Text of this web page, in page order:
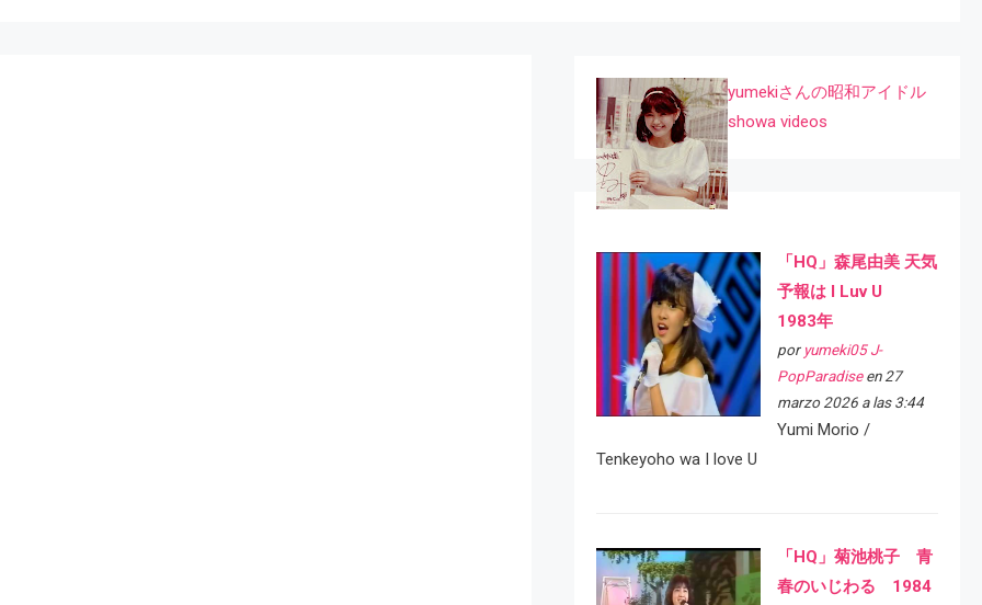
yumekiさんの昭和アイドル
showa videos
「HQ」森尾由美 天気
予報は I Luv U
1983年
por yumeki05 J-
PopParadiseen 27
marzo 2026 a las 3:44
Yumi Morio /
Tenkeyoho wa I love U
「HQ」菊池桃子 青
春のいじわる 1984